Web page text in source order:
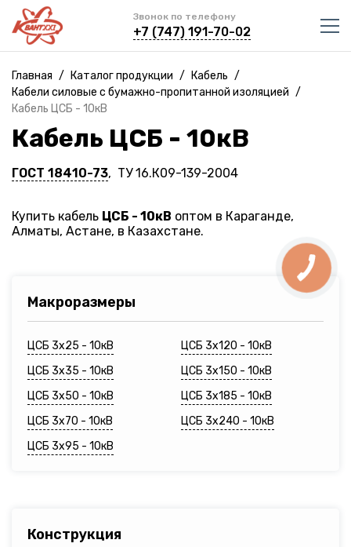
Звонок по телефону
+7 (747) 191-70-02
Главная / Каталог продукции / Кабель /
Кабели силовые с бумажно-пропитанной изоляцией /
Кабель ЦСБ - 10кВ
Кабель ЦСБ - 10кВ
ГОСТ 18410-73, ТУ 16.К09-139-2004
Купить кабель ЦСБ - 10кВ оптом в Караганде,
Алматы, Астане, в Казахстане.
Макроразмеры
ЦСБ 3х25 - 10кВ
ЦСБ 3х35 - 10кВ
ЦСБ 3х50 - 10кВ
ЦСБ 3х70 - 10кВ
ЦСБ 3х95 - 10кВ
ЦСБ 3х120 - 10кВ
ЦСБ 3х150 - 10кВ
ЦСБ 3х185 - 10кВ
ЦСБ 3х240 - 10кВ
Конструкция